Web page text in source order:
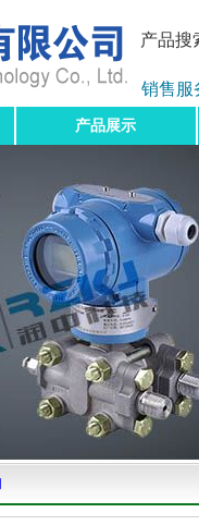
产品搜
销售服
产品展示